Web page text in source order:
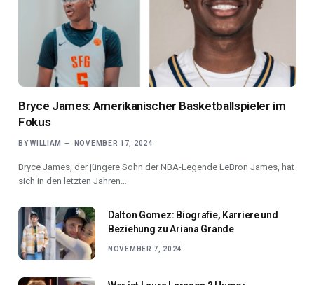
Bryce James: Amerikanischer Basketballspieler im
Fokus
BY WILLIAM NOVEMBER 17, 2024
Bryce James, der jüngere Sohn der NBA-Legende LeBron James, hat
sich in den letzten Jahren…
Dalton Gomez: Biografie, Karriere und
Beziehung zu Ariana Grande
NOVEMBER 7, 2024